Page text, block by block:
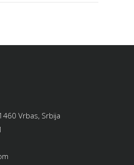
Vrbas, Srbija